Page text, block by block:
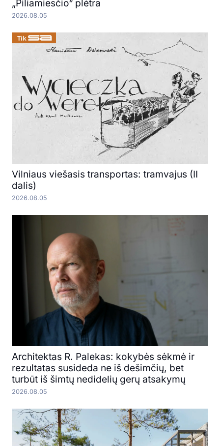
„Piliamiesčio“ plėtra
2026.08.05
Vilniaus viešasis transportas: tramvajus (II
dalis)
2026.08.05
Architektas R. Palekas: kokybės sėkmė ir
rezultatas susideda ne iš dešimčių, bet
turbūt iš šimtų nedidelių gerų atsakymų
2026.08.05